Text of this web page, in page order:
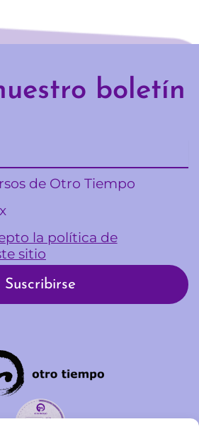
boletín
de Otro Tiempo
la política de
sitio